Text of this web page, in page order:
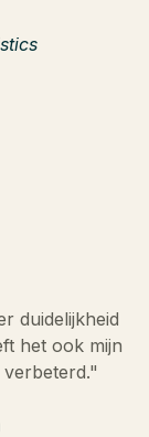
duidelijkheid
het ook mijn